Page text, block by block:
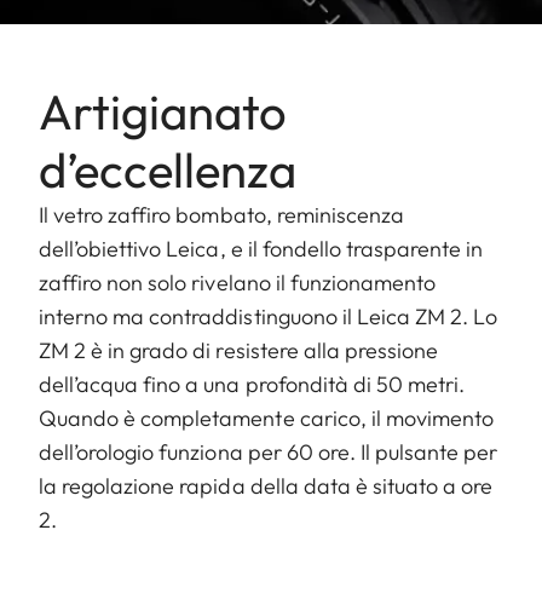
Artigianato
d’eccellenza
Il vetro zaffiro bombato, reminiscenza
dell’obiettivo Leica, e il fondello trasparente in
zaffiro non solo rivelano il funzionamento
interno ma contraddistinguono il Leica ZM 2. Lo
ZM 2 è in grado di resistere alla pressione
dell’acqua fino a una profondità di 50 metri.
Quando è completamente carico, il movimento
dell’orologio funziona per 60 ore. Il pulsante per
la regolazione rapida della data è situato a ore
2.